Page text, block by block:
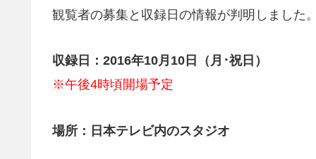
観覧者の募集と収録日の情報が判明しました。
収録日：2016年10月10日（月･祝日）
※午後4時頃開場予定
場所：日本テレビ内のスタジオ